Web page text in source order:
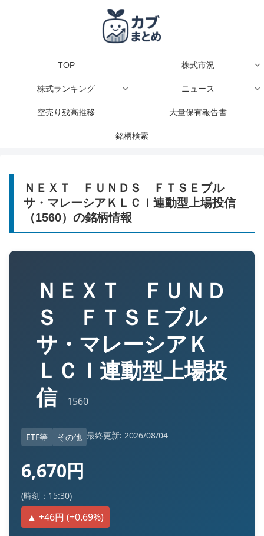
TOP 株式市況
株式ランキング ニュース
空売り残高推移 大量保有報告書
銘柄検索
ＮＥＸＴ ＦＵＮＤＳ ＦＴＳＥブル
サ・マレーシアＫＬＣＩ連動型上場投信
（1560）の銘柄情報
ＮＥＸＴ ＦＵＮＤ
Ｓ ＦＴＳＥブル
サ・マレーシアＫ
ＬＣＩ連動型上場投
信
1560
ETF等 その他 最終更新: 2026/08/04
6,670円
(時刻：15:30)
▲ +46円 (+0.69%)